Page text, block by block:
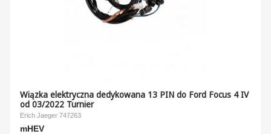
Wiązka elektryczna dedykowana 13 PIN do Ford Focus 4 IV
od 03/2022 Turnier
Erich Jaeger 747263
mHEV